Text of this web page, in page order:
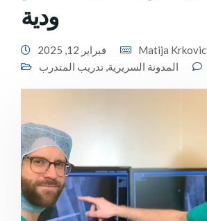
ودية
فبراير 12, 2025
Matija Krkovic
المدونة السريرية, تدريب المتدرب